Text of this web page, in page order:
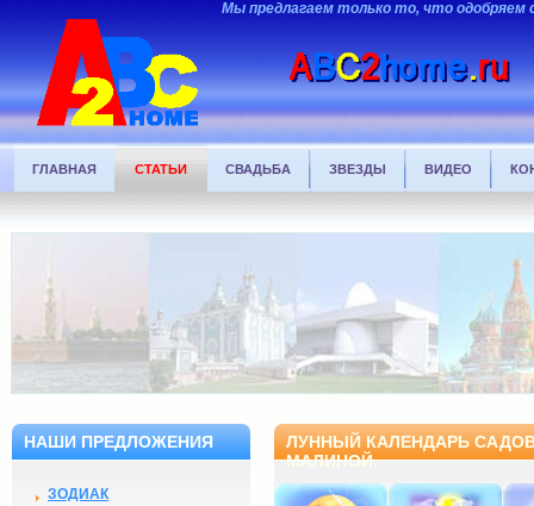
Мы предлагаем только то, что одобряем
ГЛАВНАЯ СТАТЬИ СВАДЬБА ЗВЕЗДЫ ВИДЕО
НАШИ ПРЕДЛОЖЕНИЯ
ЗОДИАК
ЛУННЫЙ КАЛЕНДАРЬ
МАЛИНОЙ.